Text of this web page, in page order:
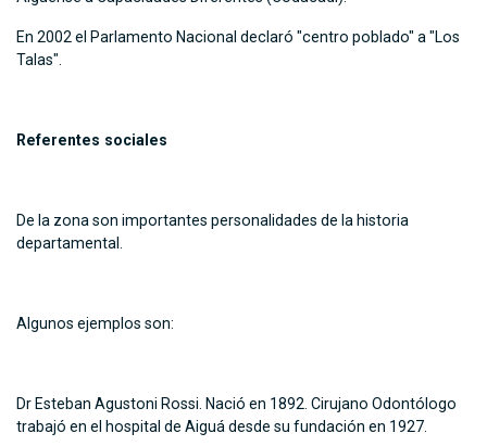
En 2002 el Parlamento Nacional declaró "centro poblado" a "Los
Talas".
Referentes sociales
De la zona son importantes personalidades de la historia
departamental.
Algunos ejemplos son:
Dr Esteban Agustoni Rossi. Nació en 1892. Cirujano Odontólogo
trabajó en el hospital de Aiguá desde su fundación en 1927.